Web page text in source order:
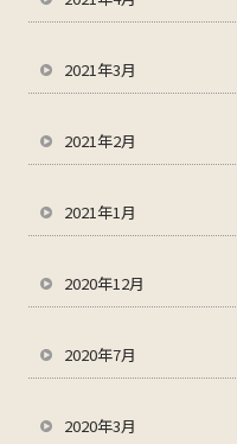
2021年3月
2021年2月
2021年1月
2020年12月
2020年7月
2020年3月